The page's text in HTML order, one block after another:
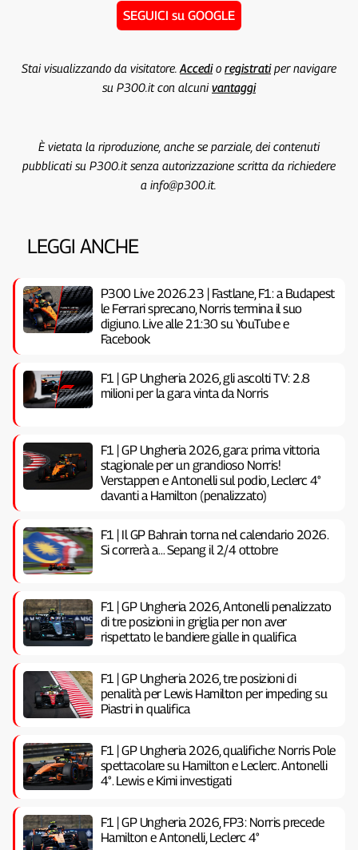
SEGUICI su GOOGLE
Stai visualizzando da visitatore. Accedio registratiper navigare
su P300.it con alcunivantaggi
È vietata la riproduzione, anche se parziale, dei contenuti
pubblicati su P300.it senza autorizzazione scritta da richiedere
a info@p300.it.
LEGGI ANCHE
P300 Live 2026.23 | Fastlane, F1: a Budapest
le Ferrari sprecano, Norris termina il suo
digiuno. Live alle 21:30 su YouTube e
Facebook
F1 | GP Ungheria 2026, gli ascolti TV: 2.8
milioni per la gara vinta da Norris
F1 | GP Ungheria 2026, gara: prima vittoria
stagionale per un grandioso Norris!
Verstappen e Antonelli sul podio, Leclerc 4°
davanti a Hamilton (penalizzato)
F1 | Il GP Bahrain torna nel calendario 2026.
Si correrà a… Sepang il 2/4 ottobre
F1 | GP Ungheria 2026, Antonelli penalizzato
di tre posizioni in griglia per non aver
rispettato le bandiere gialle in qualifica
F1 | GP Ungheria 2026, tre posizioni di
penalità per Lewis Hamilton per impeding su
Piastri in qualifica
F1 | GP Ungheria 2026, qualifiche: Norris Pole
spettacolare su Hamilton e Leclerc. Antonelli
4°. Lewis e Kimi investigati
F1 | GP Ungheria 2026, FP3: Norris precede
Hamilton e Antonelli, Leclerc 4°